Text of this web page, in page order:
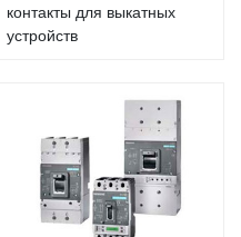
контакты для выкатных
устройств